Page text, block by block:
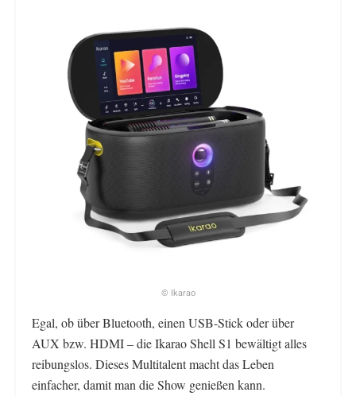
© Ikarao
Egal, ob über Bluetooth, einen USB-Stick oder über
AUX bzw. HDMI – die Ikarao Shell S1 bewältigt alles
reibungslos. Dieses Multitalent macht das Leben
einfacher, damit man die Show genießen kann.